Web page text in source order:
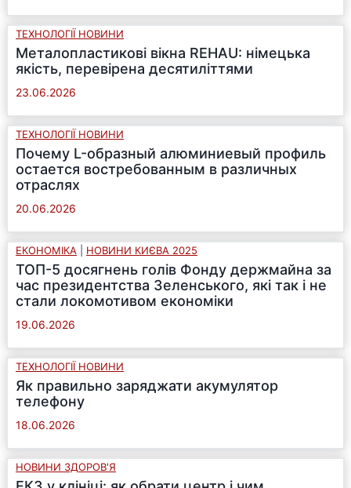
ТЕХНОЛОГІЇ НОВИНИ
Металопластикові вікна REHAU: німецька
якість, перевірена десятиліттями
23.06.2026
ТЕХНОЛОГІЇ НОВИНИ
Почему L-образный алюминиевый профиль
остается востребованным в различных
отраслях
20.06.2026
ЕКОНОМІКА НОВИНИ КИЄВА 2025
ТОП-5 досягнень голів Фонду держмайна за
час президентства Зеленського, які так і не
стали локомотивом економіки
19.06.2026
ТЕХНОЛОГІЇ НОВИНИ
Як правильно заряджати акумулятор
телефону
18.06.2026
НОВИНИ ЗДОРОВ'Я